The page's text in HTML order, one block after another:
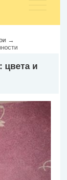
→
цвета и